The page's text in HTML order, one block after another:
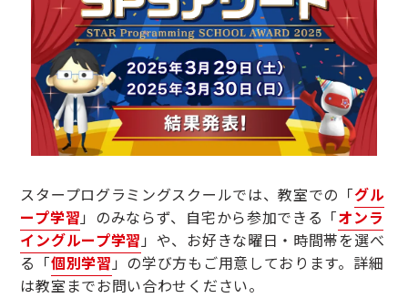
スタープログラミングスクールでは、教室での「グル
ープ学習 」のみならず、自宅から参加できる「オンラ
イングループ学習 」や、お好きな曜日・時間帯を選べ
る「個別学習 」の学び方もご用意しております。詳細
は教室までお問い合わせください。